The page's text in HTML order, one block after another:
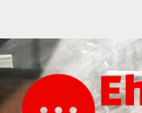
content